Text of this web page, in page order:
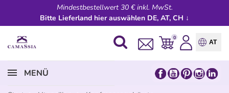
Mindestbestellwert 30 € inkl. MwSt.
Bitte Lieferland hier auswählen DE, AT, CH ↓
0
AT
MENÜ